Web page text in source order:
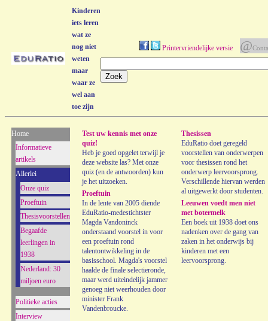
Kinderen
iets leren
wat ze
nog niet
weten
maar
waar ze
wel aan
toe zijn
Printervriendelijke versie @
Home
Informatieve
artikels
Allerlei
Onze quiz
Proeftuin
Thesisvoorstellen
Begaafde
leerlingen in
1938
Nederland: 30
miljoen euro
Politieke acties
Interview
Test uw kennis met onze
quiz!
Heb je goed opgelet terwijl je
deze website las? Met onze
quiz (en de antwoorden) kun
je het uitzoeken.
Proeftuin
In de lente van 2005 diende
EduRatio-medestichtster
Magda Vandoninck
onderstaand voorstel in voor
een proeftuin rond
talentontwikkeling in de
basisschool. Magda's voorstel
haalde de finale selectieronde,
maar werd uiteindelijk jammer
genoeg niet weerhouden door
minister Frank
Vandenbroucke.
Thesissen
EduRatio doet geregeld
voorstellen van onderwerpen
voor thesissen rond het
onderwerp leervoorsprong.
Verschillende hiervan werden
al uitgewerkt door studenten.
Leeuwen voedt men niet
met botermelk
Een boek uit 1938 doet ons
nadenken over de gang van
zaken in het onderwijs bij
kinderen met een
leervoorsprong.